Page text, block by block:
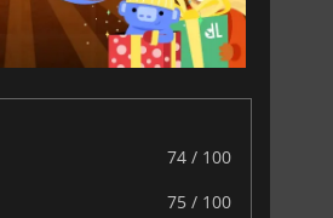
Lies Of P
74 / 100
75 / 100